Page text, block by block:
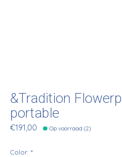
&Tradition
portable
€191,00 Op voorraad (2)
Color: *